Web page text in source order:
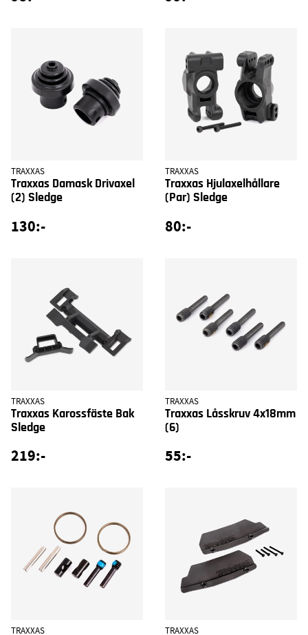
TRAXXAS
Traxxas Damask Drivaxel
(2) Sledge
130:-
TRAXXAS
Traxxas Hjulaxelhållare
(Par) Sledge
80:-
TRAXXAS
Traxxas Karossfäste Bak
Sledge
219:-
TRAXXAS
Traxxas Låsskruv 4x18mm
(6)
55:-
TRAXXAS TRAXXAS